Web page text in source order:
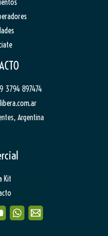
3794 897474
Argentina
Kit